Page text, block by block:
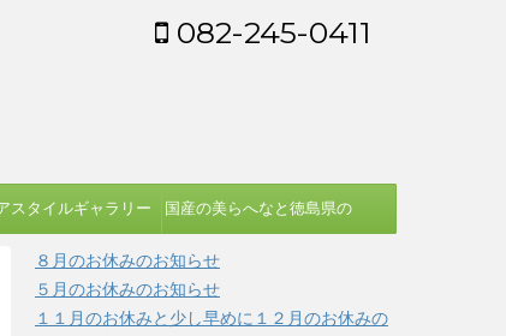
082-245-0411
スタイルギャラリー 国産の美らへなと徳島県の
蓼藍を使う染め方
８月のお休みのお知らせ
５月のお休みのお知らせ
１１月のお休みと少し早めに１２月のお休みの